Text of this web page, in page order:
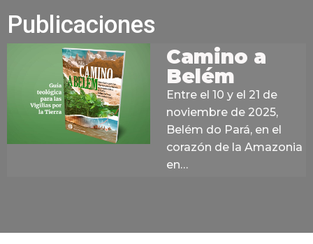
Publicaciones
Camino a
Belém
Entre el 10 y el 21 de
noviembre de 2025,
Belém do Pará, en el
corazón de la Amazonia
en…